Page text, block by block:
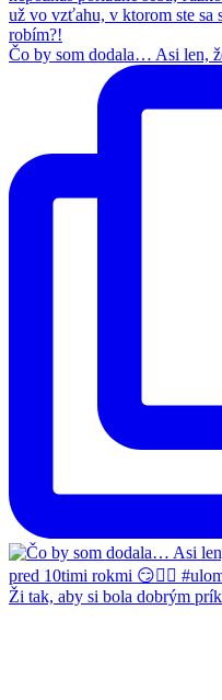
Čo by som dodala… Asi len,
Ži tak, aby si bola dobrým